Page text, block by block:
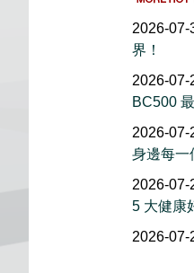
2026-07-
界！
2026-07-
BC500
2026-07-
身邊每一
2026-07-
5 大健康
2026-07-